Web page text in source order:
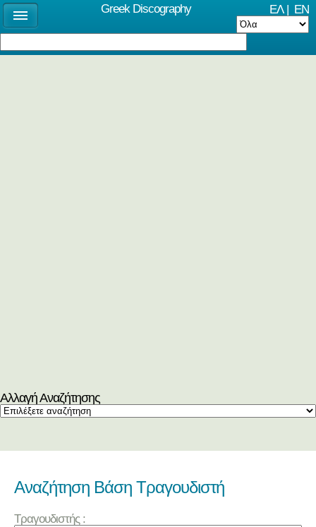
ΕΛ| EN
Αλλαγή Αναζήτησης
Αναζήτηση Βάση Τραγουδιστή
Τραγουδιστής :
Greek Discography